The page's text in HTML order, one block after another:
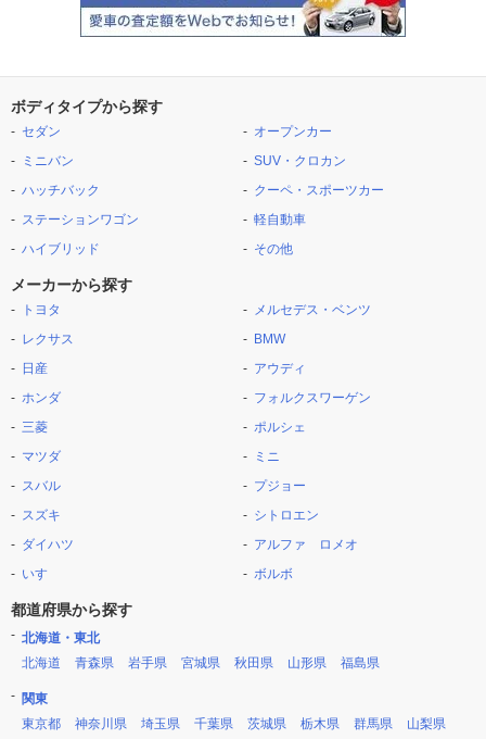
ボディタイプから探す
セダン
ミニバン
ハッチバック
ステーションワゴン
ハイブリッド
オープンカー
SUV・クロカン
クーペ・スポーツカー
軽自動車
その他
メーカーから探す
トヨタ
レクサス
日産
ホンダ
三菱
マツダ
スバル
スズキ
ダイハツ
いすゞ
メルセデス・ベンツ
BMW
アウディ
フォルクスワーゲン
ポルシェ
ミニ
プジョー
シトロエン
アルファ ロメオ
ボルボ
都道府県から探す
北海道・東北
北海道
青森県 岩手県 宮城県 秋田県 山形県 福島県
関東
東京都
神奈川県 埼玉県 千葉県 茨城県 栃木県 群馬県 山梨県